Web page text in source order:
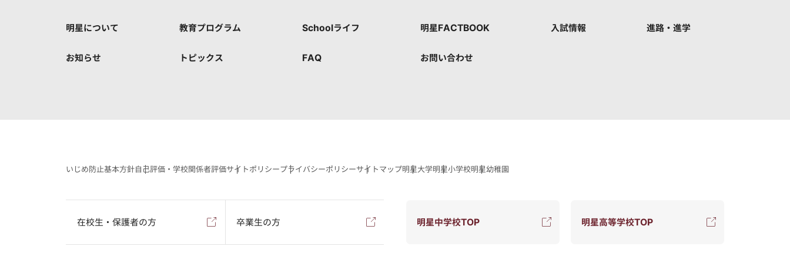
明星について 教育プログラム Schoolライフ 明星FACTBOOK 入試情報 進路・進学
お知らせ トピックス FAQ お問い合わせ
いじめ防止基本方針自己評価・学校関係者評価サイトポリシープライバシーポリシーサイトマップ明星大学明星小学校明星幼稚園
在校生・保護者の方 卒業生の方 明星中学校TOP 明星高等学校TOP